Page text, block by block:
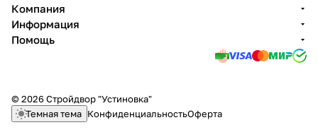
Компания
Информация
Помощь
© 2026 Стройдвор "Устиновка"
Темная тема КонфиденциальностьОферта